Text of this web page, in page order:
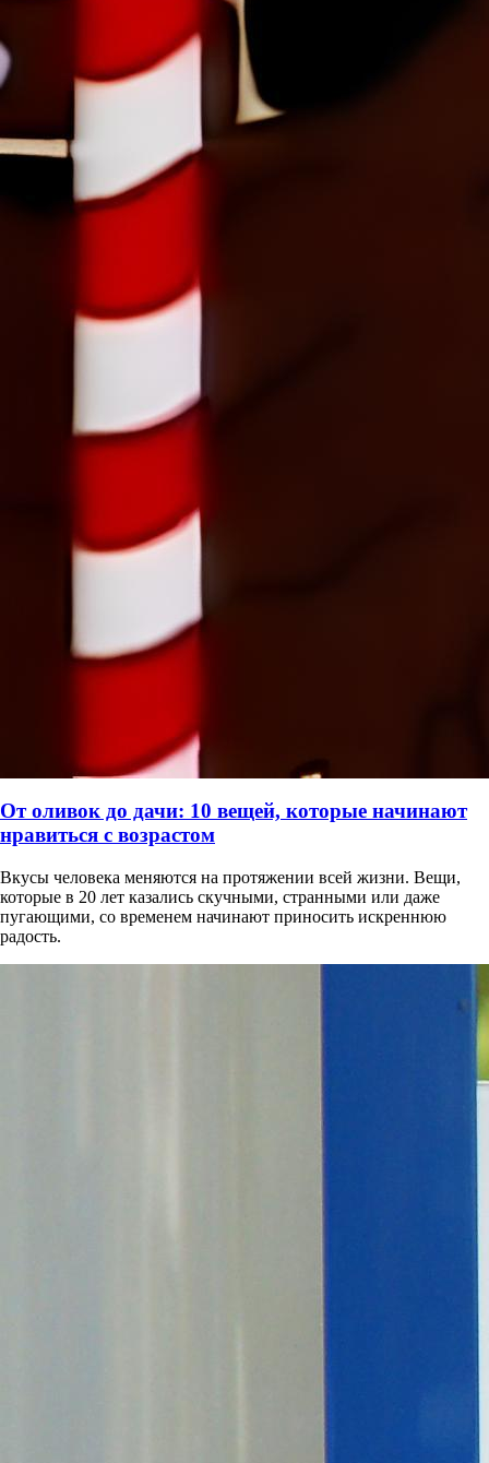
От оливок до дачи: 10 вещей, которые начинают
нравиться с возрастом
Вкусы человека меняются на протяжении всей жизни. Вещи,
которые в 20 лет казались скучными, странными или даже
пугающими, со временем начинают приносить искреннюю
радость.